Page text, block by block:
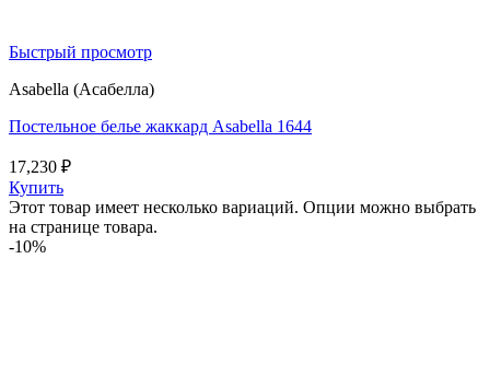
Быстрый просмотр
Asabella (Асабелла)
Постельное белье жаккард Asabella 1644
17,230 ₽
Купить
Этот товар имеет несколько вариаций. Опции можно выбрать
на странице товара.
-10%